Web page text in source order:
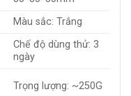
Màu sắc: Trắng
Chế độ dùng thử: 3
ngày
Trọng lượng: ~250G